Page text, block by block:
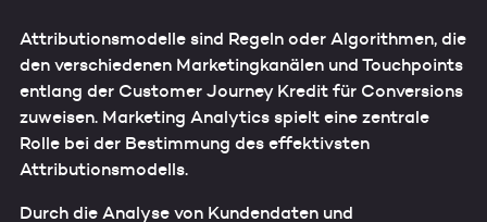
Attributionsmodelle sind Regeln oder Algorithmen, die
den verschiedenen Marketingkanälen und Touchpoints
entlang der Customer Journey Kredit für Conversions
zuweisen. Marketing Analytics spielt eine zentrale
Rolle bei der Bestimmung des effektivsten
Attributionsmodells.
Durch die Analyse von Kundendaten und